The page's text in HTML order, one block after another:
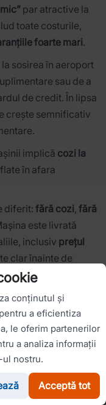
par atractive la
toate costurile,
foarte mari.
sosirea în aeroport
sau de a
de credit. În lipsa
crește semnificativ
implică cozi la
în afara
diferit: fără cozi, fără
este livrată
inclusiv prețul
clar înainte de
pentru
pentru clasele
și asigurare inclusă.
, fără surprize
Sună-ne
conținutul și
a eficientiza
le oferim partenerilor
a analiza informații
nostru.
Acceptă tot